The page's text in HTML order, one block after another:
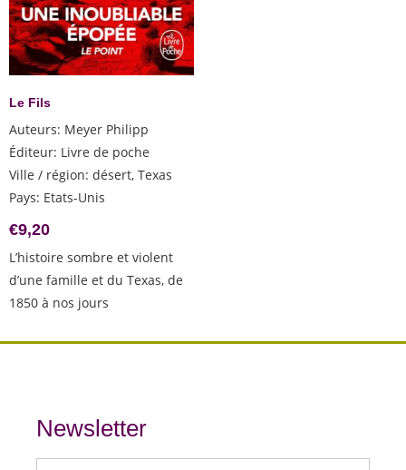
Le Fils
Auteurs: Meyer Philipp
Éditeur: Livre de poche
Ville / région: désert, Texas
Pays: Etats-Unis
€9,20
L’histoire sombre et violent
d’une famille et du Texas, de
1850 à nos jours
Newsletter